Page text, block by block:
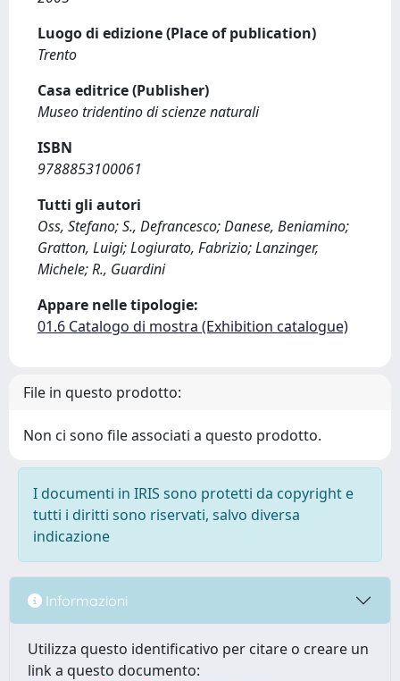
Luogo di edizione (Place of publication)
Trento
Casa editrice (Publisher)
Museo tridentino di scienze naturali
ISBN
9788853100061
Tutti gli autori
Oss, Stefano; S., Defrancesco; Danese, Beniamino;
Gratton, Luigi; Logiurato, Fabrizio; Lanzinger,
Michele; R., Guardini
Appare nelle tipologie:
01.6 Catalogo di mostra (Exhibition catalogue)
File in questo prodotto:
Non ci sono file associati a questo prodotto.
I documenti in IRIS sono protetti da copyright e
tutti i diritti sono riservati, salvo diversa
indicazione
Informazioni
Utilizza questo identificativo per citare o creare un
link a questo documento: